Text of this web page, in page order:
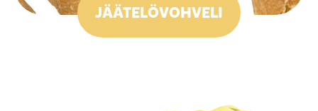
JÄÄTELÖVOHVELI